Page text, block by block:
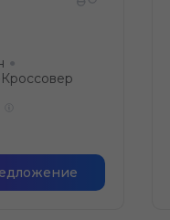
●
Кроссовер